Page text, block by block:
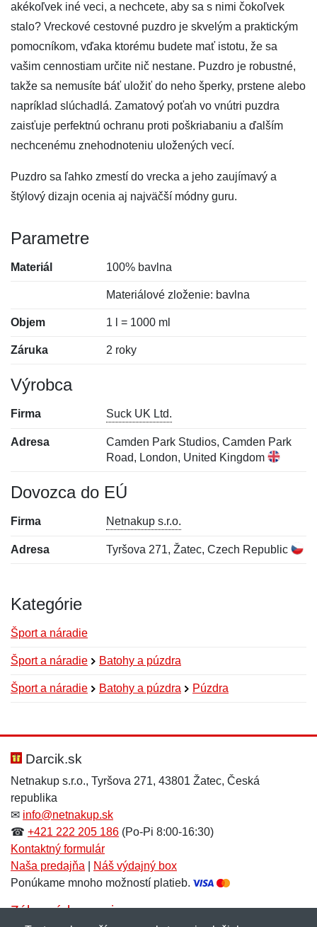
akékoľvek iné veci, a nechcete, aby sa s nimi čokoľvek
stalo? Vreckové cestovné puzdro je skvelým a praktickým
pomocníkom, vďaka ktorému budete mať istotu, že sa
vašim cennostiam určite nič nestane. Puzdro je robustné,
takže sa nemusíte báť uložiť do neho šperky, prstene alebo
napríklad slúchadlá. Zamatový poťah vo vnútri puzdra
zaisťuje perfektnú ochranu proti poškriabaniu a ďalším
nechcenému znehodnoteniu uložených vecí.
Puzdro sa ľahko zmestí do vrecka a jeho zaujímavý a
štýlový dizajn ocenia aj najväčší módny guru.
Parametre
Materiál 100% bavlna
Materiálové zloženie: bavlna
Objem 1 l = 1000 ml
Záruka 2 roky
Výrobca
Firma Suck UK Ltd.
Adresa
Camden Park Studios, Camden Park
Road, London, United Kingdom
Dovozca do EÚ
Firma Netnakup s.r.o.
Adresa Tyršova 271, Žatec, Czech Republic
Kategórie
Šport a náradie
Šport a náradie Batohy a púzdra
Šport a náradie Batohy a púzdra Púzdra
Hodnotenie:
Meno:*
E-mail:
Meno:
E-mail:*
Správa*
Darcik.sk
Netnakup s.r.o., Tyršova 271, 43801 Žatec, Česká
republika
✉ info@netnakup.sk
☎ +421 222 205 186 (Po-Pi 8:00-16:30)
Kontaktný formulár
Naša predajňa
Náš výdajný box
Ponúkame mnoho možností platieb.
Zákaznícky servis